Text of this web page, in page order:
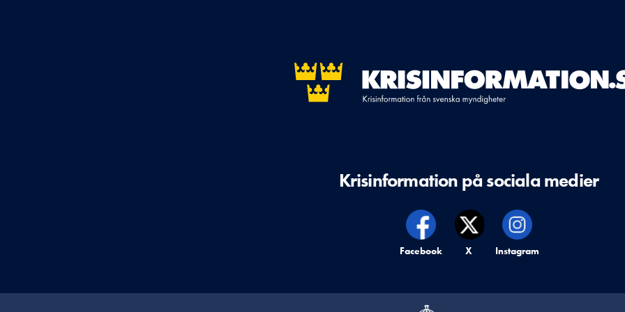
Krisinformation på sociala medier
Krisinformation på,
Facebook Krisinformation på,
X Krisinformation på,
Instagram